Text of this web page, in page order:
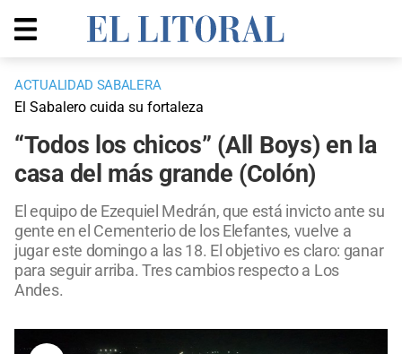
ACTUALIDAD SABALERA
El Sabalero cuida su fortaleza
“Todos los chicos” (All Boys) en la
casa del más grande (Colón)
El equipo de Ezequiel Medrán, que está invicto ante su
gente en el Cementerio de los Elefantes, vuelve a
jugar este domingo a las 18. El objetivo es claro: ganar
para seguir arriba. Tres cambios respecto a Los
Andes.